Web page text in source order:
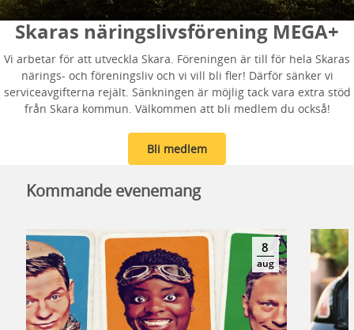
Skaras näringslivsförening MEGA+
Vi arbetar för att utveckla Skara. Föreningen är till för hela Skaras
närings- och föreningsliv och vi vill bli fler! Därför sänker vi
serviceavgifterna rejält. Sänkningen är möjlig tack vara extra stöd
från Skara kommun. Välkommen att bli medlem du också!
Bli medlem
Kommande evenemang
8
aug